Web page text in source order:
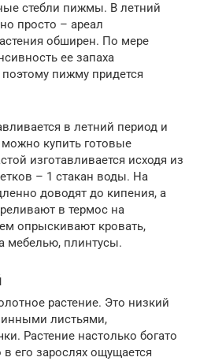
стебли пижмы. В летний
просто – ареал
обширен. По мере
ее запаха
пижму придется
в летний период и
купить готовые
изготавливается исходя из
– 1 стакан воды. На
доводят до кипения, а
в термос на
опрыскивают кровать,
мебелью, плинтусы.
растение. Это низкий
листьями,
Растение настолько богато
его зарослях ощущается